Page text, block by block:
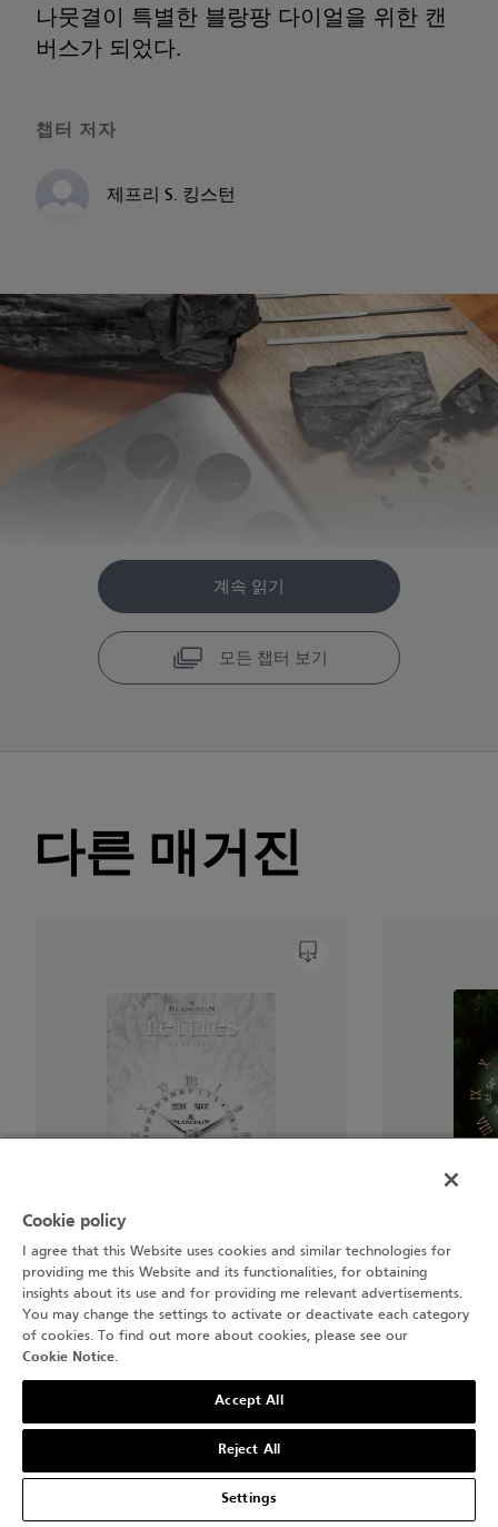
나뭇결이 특별한 블랑팡 다이얼을 위한 캔
버스가 되었다.
챕터 저자
제프리 S. 킹스턴
계속 읽기
모든 챕터 보기
다른 매거진
25
Cookie policy
I agree that this Website uses cookies and similar technologies for
providing me this Website and its functionalities, for obtaining
insights about its use and for providing me relevant advertisements.
You may change the settings to activate or deactivate each category
of cookies. To find out more about cookies, please see our
Cookie Notice.
Accept All
Reject All
Settings